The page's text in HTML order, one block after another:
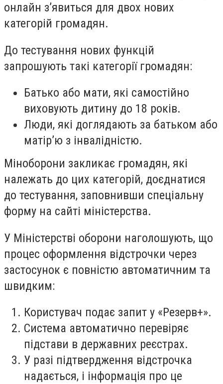
онлайн з’явиться для двох нових
категорій громадян.
До тестування нових функцій
запрошують такі категорії громадян:
Батько або мати, які самостійно
виховують дитину до 18 років.
Люди, які доглядають за батьком або
матір’ю з інвалідністю.
Міноборони закликає громадян, які
належать до цих категорій, доєднатися
до тестування, заповнивши спеціальну
форму на сайті міністерства.
У Міністерстві оборони наголошують, що
процес оформлення відстрочки через
застосунок є повністю автоматичним та
швидким:
Користувач подає запит у «Резерв+».
Система автоматично перевіряє
підстави в державних реєстрах.
У разі підтвердження відстрочка
надається, і інформація про це